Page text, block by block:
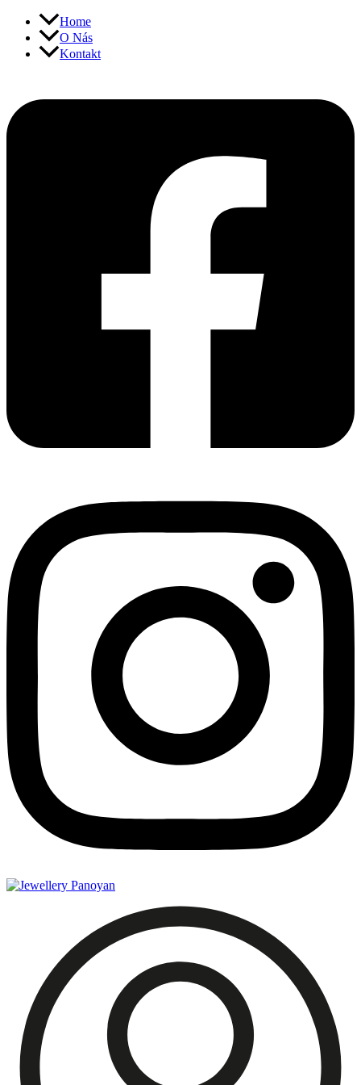
Přeskočit Home
O Nás
Kontakt